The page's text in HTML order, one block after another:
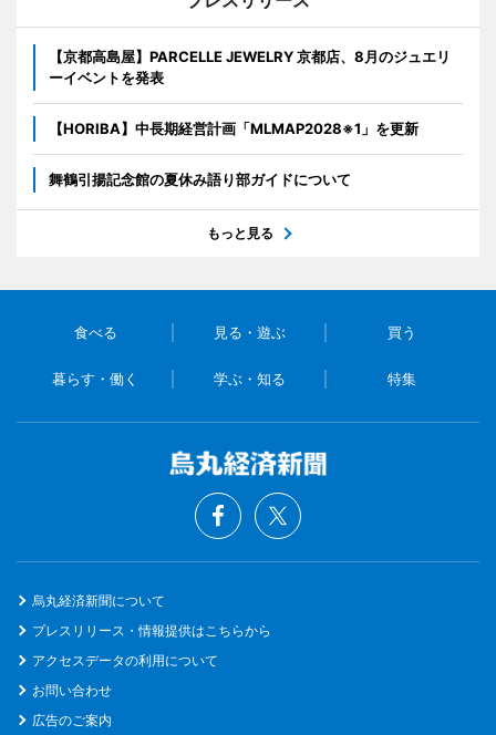
【京都高島屋】PARCELLE JEWELRY 京都店、8月のジュエリ
ーイベントを発表
【HORIBA】中長期経営計画「MLMAP2028※1」を更新
舞鶴引揚記念館の夏休み語り部ガイドについて
もっと見る
食べる 見る・遊ぶ 買う
暮らす・働く 学ぶ・知る 特集
烏丸経済新聞について
プレスリリース・情報提供はこちらから
アクセスデータの利用について
お問い合わせ
広告のご案内